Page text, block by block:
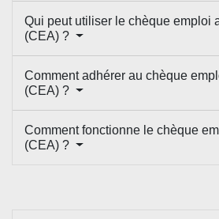
Qui peut utiliser le chèque emploi
(CEA) ?
Comment adhérer au chèque
(CEA) ?
Comment fonctionne le chèque
(CEA) ?